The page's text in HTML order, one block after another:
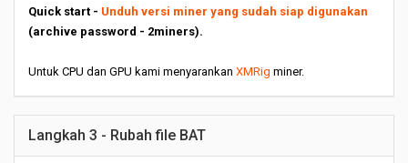
Quick start - Unduh versi miner yang sudah siap digunakan
(archive password - 2miners).
Untuk CPU dan GPU kami menyarankan XMRig miner.
Langkah 3 - Rubah file BAT